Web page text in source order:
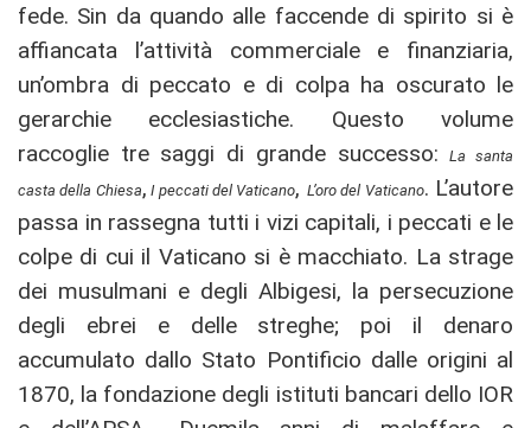
fede. Sin da quando alle faccende di spirito si è
affiancata l’attività commerciale e finanziaria,
un’ombra di peccato e di colpa ha oscurato le
gerarchie ecclesiastiche. Questo volume
raccoglie tre saggi di grande successo:La santa
casta della Chiesa, I peccati del Vaticano, L’oro del Vaticano. L’autore
passa in rassegna tutti i vizi capitali, i peccati e le
colpe di cui il Vaticano si è macchiato. La strage
dei musulmani e degli Albigesi, la persecuzione
degli ebrei e delle streghe; poi il denaro
accumulato dallo Stato Pontificio dalle origini al
1870, la fondazione degli istituti bancari dello IOR